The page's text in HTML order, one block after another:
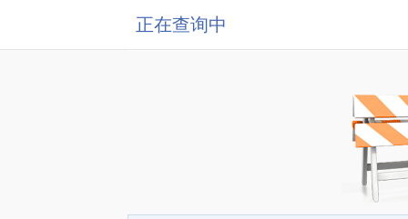
正在查询中